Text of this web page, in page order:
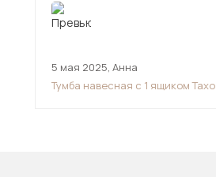
5 мая 2025, Анна
Тумба навесная с 1 ящиком Тахо